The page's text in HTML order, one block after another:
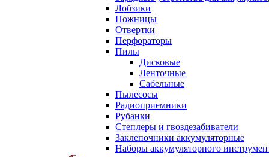
Лобзики
Ножницы
Отвертки
Перфораторы
Пилы
Дисковые
Ленточные
Сабельные
Пылесосы
Радиоприемники
Рубанки
Степлеры и гвоздезабиватели
Заклепочники аккумуляторные
Наборы аккумуляторного